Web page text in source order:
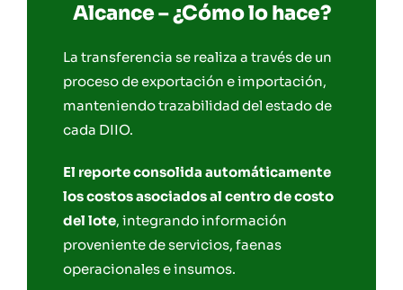
Alcance – ¿Cómo lo hace?
La transferencia se realiza a través de un
proceso de exportación e importación,
manteniendo trazabilidad del estado de
cada DIIO.
El reporte consolida automáticamente
los costos asociados al centro de costo
del lote, integrando información
proveniente de servicios, faenas
operacionales e insumos.